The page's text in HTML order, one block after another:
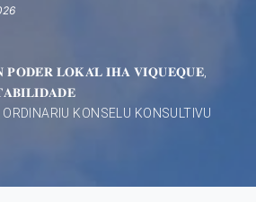
𝐏𝐎𝐃𝐄́𝐑 𝐋𝐎𝐊𝐀́𝐋 𝐈𝐇𝐀 𝐕𝐈𝐐𝐔𝐄𝐐𝐔𝐄,
KONSELU KONSULTIVU